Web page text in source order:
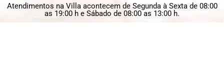
Atendimentos na Villa acontecem de Segunda à Sexta de 08:00
as 19:00 h e Sábado de 08:00 as 13:00 h.